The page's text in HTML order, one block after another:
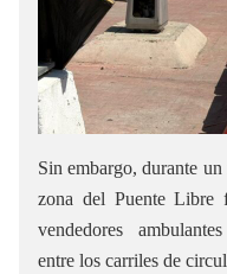
Sin embargo, durante
zona del Puente Libre
vendedores
entre los carriles de